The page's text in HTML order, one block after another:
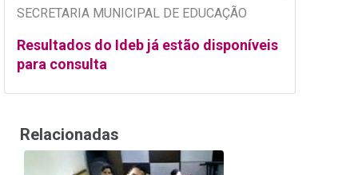
SECRETARIA MUNICIPAL DE EDUCAÇÃO
Resultados do Ideb já estão disponíveis
para consulta
Relacionadas